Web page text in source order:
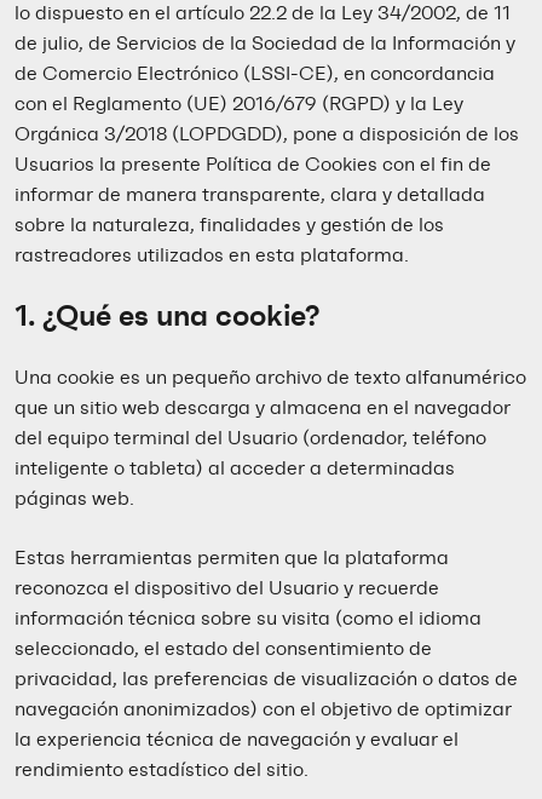
lo dispuesto en el artículo 22.2 de la Ley 34/2002, de 11
de julio, de Servicios de la Sociedad de la Información y
de Comercio Electrónico (LSSI-CE), en concordancia
con el Reglamento (UE) 2016/679 (RGPD) y la Ley
Orgánica 3/2018 (LOPDGDD), pone a disposición de los
Usuarios la presente Política de Cookies con el fin de
informar de manera transparente, clara y detallada
sobre la naturaleza, finalidades y gestión de los
rastreadores utilizados en esta plataforma.
1. ¿Qué es una cookie?
Una cookie es un pequeño archivo de texto alfanumérico
que un sitio web descarga y almacena en el navegador
del equipo terminal del Usuario (ordenador, teléfono
inteligente o tableta) al acceder a determinadas
páginas web.
Estas herramientas permiten que la plataforma
reconozca el dispositivo del Usuario y recuerde
información técnica sobre su visita (como el idioma
seleccionado, el estado del consentimiento de
privacidad, las preferencias de visualización o datos de
navegación anonimizados) con el objetivo de optimizar
la experiencia técnica de navegación y evaluar el
rendimiento estadístico del sitio.